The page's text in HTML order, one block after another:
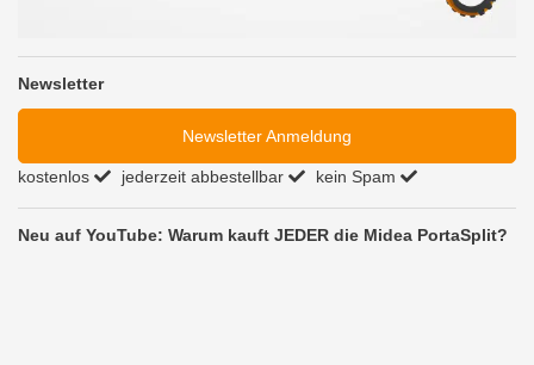
Newsletter
Newsletter Anmeldung
kostenlos jederzeit abbestellbar kein Spam
Neu auf YouTube: Warum kauft JEDER die Midea PortaSplit?